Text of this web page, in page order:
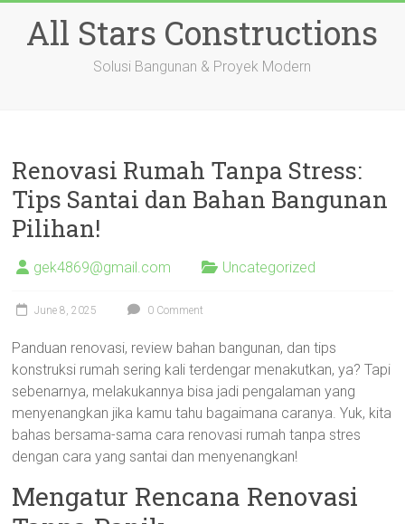
contentAll Stars Constructions
Solusi Bangunan & Proyek Modern
Renovasi Rumah Tanpa Stress:
Tips Santai dan Bahan Bangunan
Pilihan!
gek4869@gmail.com Uncategorized
June 8, 2025 0 Comment
Panduan renovasi, review bahan bangunan, dan tips
konstruksi rumah sering kali terdengar menakutkan, ya? Tapi
sebenarnya, melakukannya bisa jadi pengalaman yang
menyenangkan jika kamu tahu bagaimana caranya. Yuk, kita
bahas bersama-sama cara renovasi rumah tanpa stres
dengan cara yang santai dan menyenangkan!
Mengatur Rencana Renovasi